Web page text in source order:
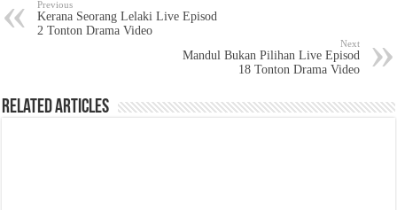
Previous
Kerana Seorang Lelaki Live Episod
2 Tonton Drama Video
Next
Mandul Bukan Pilihan Live Episod
18 Tonton Drama Video
Related Articles